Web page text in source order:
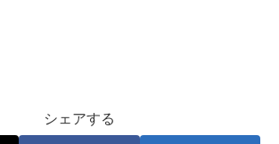
シェアする